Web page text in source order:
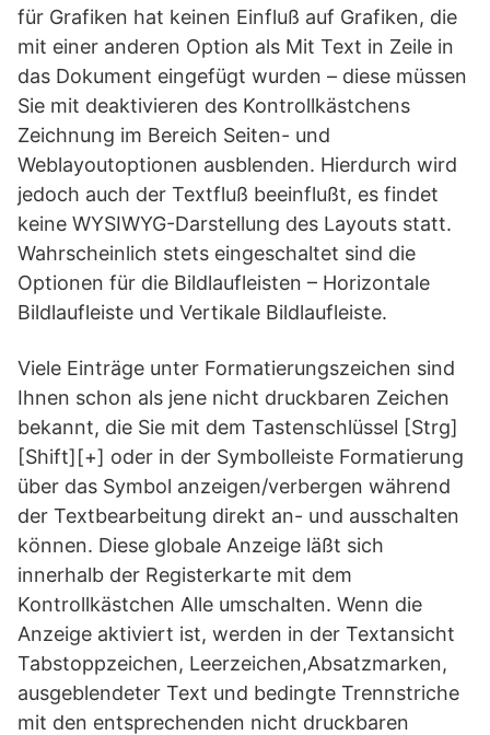
für Grafiken hat keinen Einfluß auf Grafiken, die
mit einer anderen Option als Mit Text in Zeile in
das Dokument eingefügt wurden – diese müssen
Sie mit deaktivieren des Kontrollkästchens
Zeichnung im Bereich Seiten- und
Weblayoutoptionen ausblenden. Hierdurch wird
jedoch auch der Textfluß beeinflußt, es findet
keine WYSIWYG-Darstellung des Layouts statt.
Wahrscheinlich stets eingeschaltet sind die
Optionen für die Bildlaufleisten – Horizontale
Bildlaufleiste und Vertikale Bildlaufleiste.
Viele Einträge unter Formatierungszeichen sind
Ihnen schon als jene nicht druckbaren Zeichen
bekannt, die Sie mit dem Tastenschlüssel [Strg]
[Shift][+] oder in der Symbolleiste Formatierung
über das Symbol anzeigen/verbergen während
der Textbearbeitung direkt an- und ausschalten
können. Diese globale Anzeige läßt sich
innerhalb der Registerkarte mit dem
Kontrollkästchen Alle umschalten. Wenn die
Anzeige aktiviert ist, werden in der Textansicht
Tabstoppzeichen, Leerzeichen,Absatzmarken,
ausgeblendeter Text und bedingte Trennstriche
mit den entsprechenden nicht druckbaren